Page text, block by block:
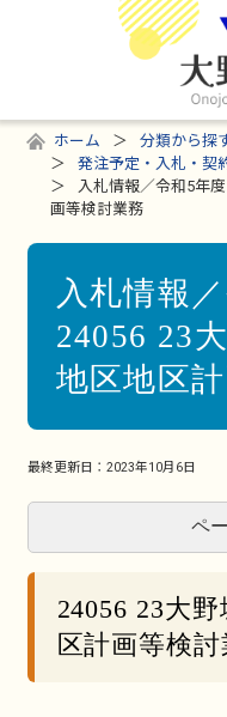
ホーム 分類から探
発注予定・入札・契
入札情報／令和5年
画等検討業務
入札情報
24056 23
地区地区
最終更新日： 2023年10月6日
ペ
24056 23大
区計画等検討